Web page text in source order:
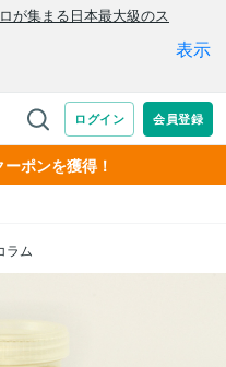
ポンを獲得！
ラム